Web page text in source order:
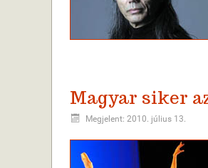
Magyar siker
Megjelent: 2010. július 13.